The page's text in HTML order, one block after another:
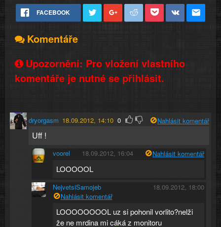
FACEBOOK
Komentáře
Upozornění: Pro vložení vlastního
komentáře je nutné se přihlásit.
dryorgasm 18.09.2012, 14:10 0 Nahlásit komentář
Uff !
voorel 18.09.2012, 16:04 Nahlásit komentář
LOOOOOL
NejvetsiSamojeb
18.09.2012, 18:00
Nahlásit komentář
LOOOOOOOOL uz si pohonil vorlito?nelži
že ne mrdina mi cáká z monitoru